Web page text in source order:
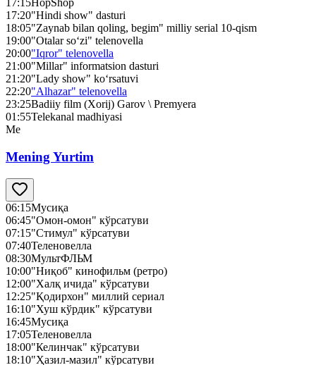
17:15HopShop
17:20"Hindi show" dasturi
18:05"Zaynab bilan qoling, begim" milliy serial 10-qism
19:00"Otalar so‘zi" telenovella
20:00"Iqror" telenovella
21:00"Millar" informatsion dasturi
21:20"Lady show" ko‘rsatuvi
22:20"Alhazar" telenovella
23:25Badiiy film (Xorij) Garov \ Premyera
01:55Telekanal madhiyasi
Me
Mening Yurtim
06:15Мусиқа
06:45"Омон-омон" кўрсатуви
07:15"Стимул" кўрсатуви
07:40Теленовелла
08:30МультФЛЬМ
10:00"Ниқоб" кинофильм (ретро)
12:00"Халқ ичида" кўрсатуви
12:25"Қодирхон" миллий сериал
16:10"Хуш кўрдик" кўрсатуви
16:45Мусиқа
17:05Теленовелла
18:00"Келинчак" кўрсатуви
18:10"Ҳазил-мазил" кўрсатуви